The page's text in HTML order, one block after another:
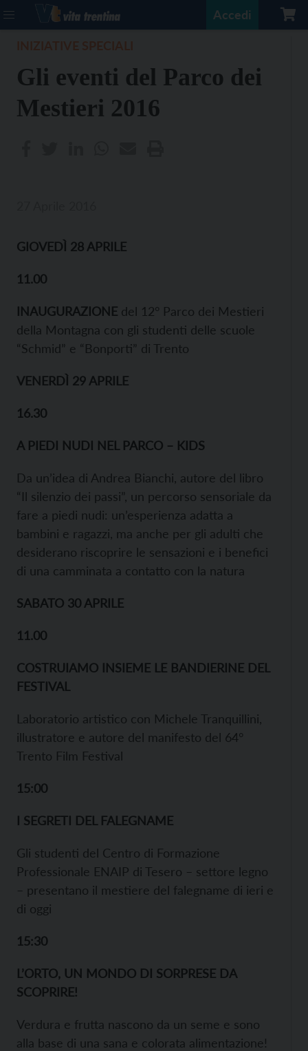
Accedi
Gli eventi del Parco dei
Mestieri 2016
GIOVEDÌ 28 APRILE
11.00
INAUGURAZIONE del 12° Parco dei Mestieri
della Montagna con gli studenti delle scuole
“Schmid” e “Bonporti” di Trento
VENERDÌ 29 APRILE
16.30
A PIEDI NUDI NEL PARCO – KIDS
Da un’idea di Andrea Bianchi, autore del libro
“Il silenzio dei passi”, un percorso sensoriale da
fare a piedi nudi: un’esperienza adatta a
bambini e ragazzi, ma anche per gli adulti che
desiderano riscoprire le sensazioni e i benefici
di una camminata a contatto con la natura
SABATO 30 APRILE
11.00
COSTRUIAMO INSIEME LE BANDIERINE DEL
FESTIVAL
Laboratorio artistico con Michele Tranquillini,
illustratore e autore del manifesto del 64°
Trento Film Festival
15:00
I SEGRETI DEL FALEGNAME
Gli studenti del Centro di Formazione
Professionale ENAIP di Tesero – settore legno
– presentano il mestiere del falegname di ieri e
di oggi
15:30
L’ORTO, UN MONDO DI SORPRESE DA
SCOPRIRE!
Verdura e frutta nascono da un seme e sono
alla base di una sana e colorata alimentazione!